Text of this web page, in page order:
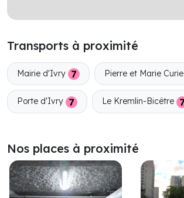
Transports à proximité
Mairie d'Ivry Pierre et Marie Curie
Porte d'Ivry Le Kremlin-Bicêtre
Nos places à proximité